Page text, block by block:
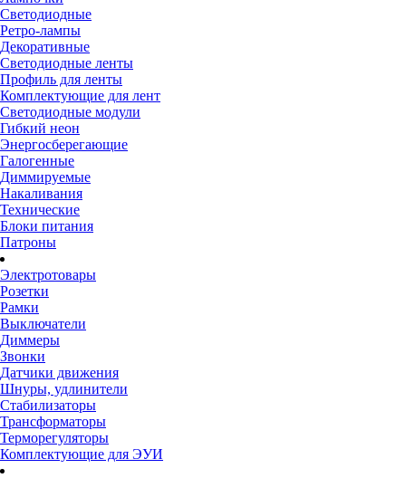
Светодиодные
Ретро-лампы
Декоративные
Светодиодные ленты
Профиль для ленты
Комплектующие для лент
Светодиодные модули
Гибкий неон
Энергосберегающие
Галогенные
Диммируемые
Накаливания
Технические
Блоки питания
Патроны
Электротовары
Розетки
Рамки
Выключатели
Диммеры
Звонки
Датчики движения
Шнуры, удлинители
Стабилизаторы
Трансформаторы
Терморегуляторы
Комплектующие для ЭУИ